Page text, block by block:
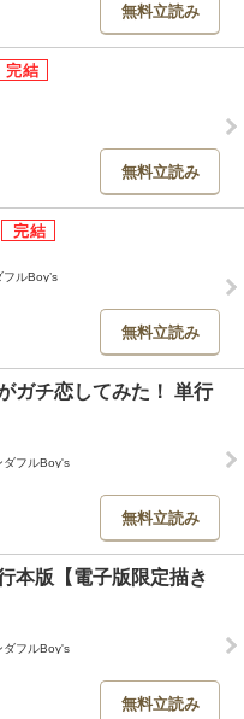
無料立読み
無料立読み
ルBoy’s
無料立読み
ガチ恋してみた！ 単行
ダフルBoy's
無料立読み
本版【電子版限定描き
ダフルBoy's
無料立読み